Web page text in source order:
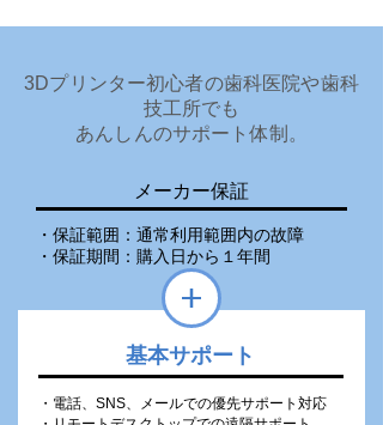
3Dプリンター初心者の歯科医院や歯科
技工所でも
あんしんのサポート体制。
メーカー保証
・保証範囲：通常利用範囲内の故障
・保証期間：購入日から１年間
基本サポート
・電話、SNS、メールでの優先サポート対応